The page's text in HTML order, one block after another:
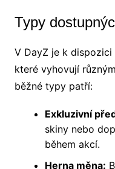
Typy
V DayZ je k
které vyhovují
běžné typy patří:
Exkluzivní
skiny nebo
během akcí.
Herna měna: